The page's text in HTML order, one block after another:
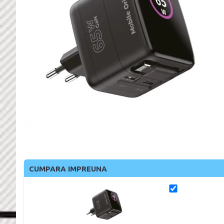
CUMPARA IMPREUNA